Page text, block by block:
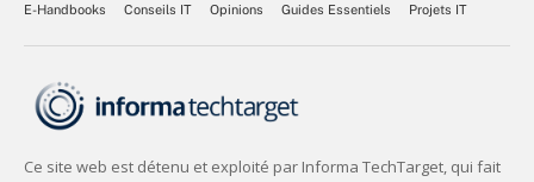
E-Handbooks Conseils IT Opinions Guides Essentiels Projets IT